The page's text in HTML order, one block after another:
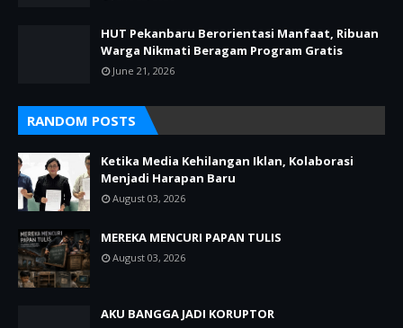
HUT Pekanbaru Berorientasi Manfaat, Ribuan
Warga Nikmati Beragam Program Gratis
June 21, 2026
RANDOM POSTS
Ketika Media Kehilangan Iklan, Kolaborasi
Menjadi Harapan Baru
August 03, 2026
MEREKA MENCURI PAPAN TULIS
August 03, 2026
AKU BANGGA JADI KORUPTOR